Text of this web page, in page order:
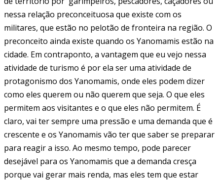
nessa relação preconceituosa que existe com os
militares, que estão no pelotão de fronteira na região. O
preconceito ainda existe quando os Yanomamis estão na
cidade. Em contraponto, a vantagem que eu vejo nessa
atividade de turismo é por ela ser uma atividade de
protagonismo dos Yanomamis, onde eles podem dizer
como eles querem ou não querem que seja. O que eles
permitem aos visitantes e o que eles não permitem. É
claro, vai ter sempre uma pressão e uma demanda que é
crescente e os Yanomamis vão ter que saber se preparar
para reagir a isso. Ao mesmo tempo, pode parecer
desejável para os Yanomamis que a demanda cresça
porque vai gerar mais renda, mas eles tem que estar